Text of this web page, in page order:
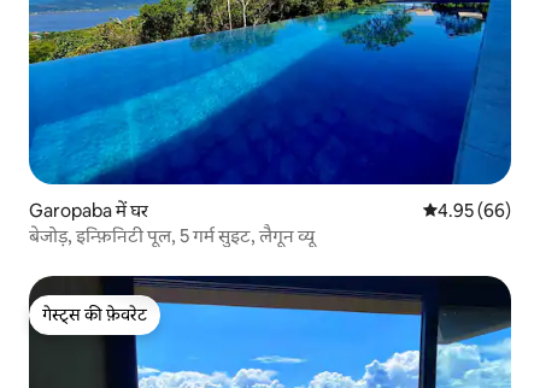
Garopaba में घर औसत रेटिंग 5 में
4.95 (66)
बेजोड़, इन्फ़िनिटी पूल, 5 गर्म सुइट, लैगून व्यू
गेस्ट्स की फ़ेवरेट
गेस्ट्स की फ़ेवरेट